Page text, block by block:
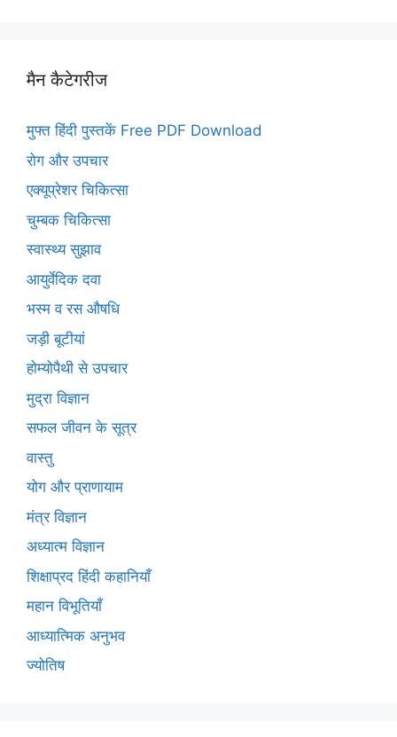
मैन कैटेगरीज
मुफ्त हिंदी पुस्तकें Free PDF Download
रोग और उपचार
एक्यूप्रेशर चिकित्सा
चुम्बक चिकित्सा
स्वास्थ्य सुझाव
आयुर्वेदिक दवा
भस्म व रस औषधि
जड़ी बूटीयां
होम्योपैथी से उपचार
मुद्रा विज्ञान
सफल जीवन के सूत्र
वास्तु
योग और प्राणायाम
मंत्र विज्ञान
अध्यात्म विज्ञान
शिक्षाप्रद हिंदी कहानियाँ
महान विभूतियाँ
आध्यात्मिक अनुभव
ज्योतिष